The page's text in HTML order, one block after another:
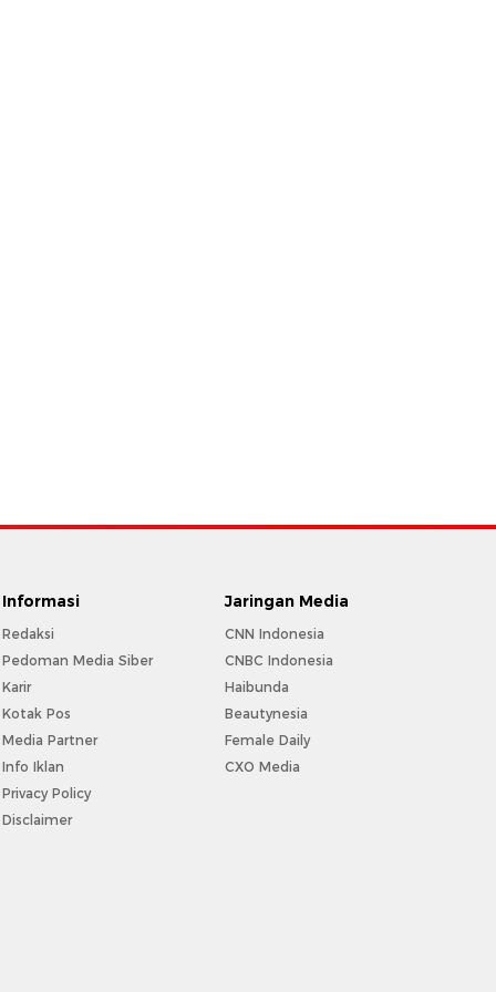
Informasi
Redaksi
Pedoman Media Siber
Karir
Kotak Pos
Media Partner
Info Iklan
Privacy Policy
Disclaimer
Jaringan Media
CNN Indonesia
CNBC Indonesia
Haibunda
Beautynesia
Female Daily
CXO Media